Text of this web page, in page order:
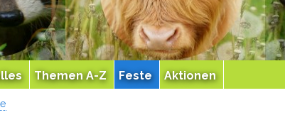
Themen A-Z Feste Aktionen